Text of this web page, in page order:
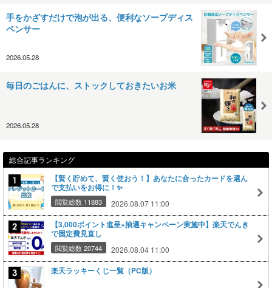
手をかざすだけで泡が出る、便利なソープディス
ペンサー
2026.05.28
毎日のごはんに、ストックしておきたいお米
2026.05.28
総合記事ランキング
【賢く貯めて、賢く使おう！】あなたに合ったカードを選ん
で支払いをお得に！✨
閲覧総数 11883 2026.08.07 11:00
【3,000ポイント進呈×抽選キャンペーン実施中】楽天でんき
で固定費見直し
閲覧総数 20744 2026.08.04 11:00
楽天ラッキーくじ一覧（PC版）